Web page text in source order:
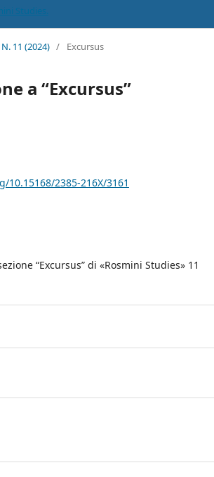
N. 11 (2024) / Excursus
a “Excursus”
10.15168/2385-216X/3161
“Excursus” di «Rosmini Studies» 11